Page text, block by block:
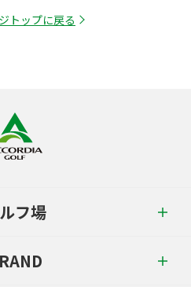
トップに戻る
フ場